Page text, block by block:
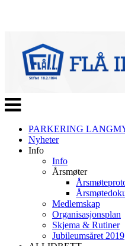
Veksle
navigasjon
PARKERING
Nyheter
Info
Info
Årsmøter
Medlemskap
Organisasjonsplan
Skjema & Rutiner
Jubileumsåret 2019